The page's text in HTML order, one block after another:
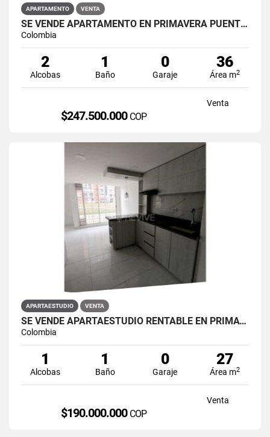
APARTAMENTO VENTA
SE VENDE APARTAMENTO EN PRIMAVERA PUENTE ARANDA
Colombia
2
Alcobas
1
Baño
0
Garaje
36
Área m2
Venta
$247.500.000 COP
APARTAESTUDIO VENTA
SE VENDE APARTAESTUDIO RENTABLE EN PRIMAVERA 6-39 ET 2
Colombia
1
Alcobas
1
Baño
0
Garaje
27
Área m2
Venta
$190.000.000 COP